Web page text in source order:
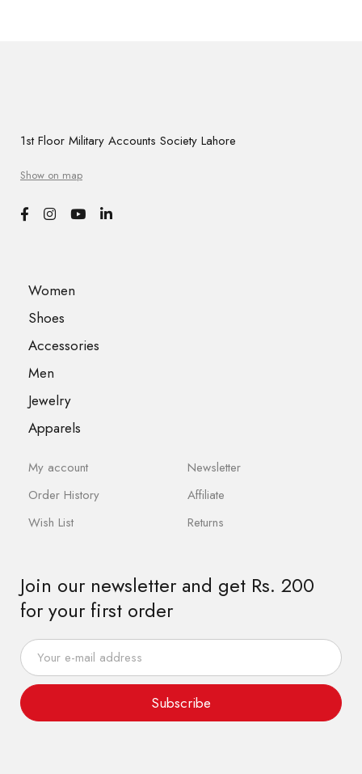
1st Floor Military Accounts Society Lahore
Show on map
Women
Shoes
Accessories
Men
Jewelry
Apparels
My account
Order History
Wish List
Newsletter
Affiliate
Returns
Join our newsletter and get Rs. 200
for your first order
Subscribe